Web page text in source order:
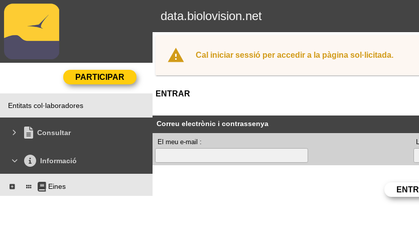
data.biolovision.net
Entitats col·laboradores
Consultar
Informació
Eines
Cal iniciar sessió per accedir a la pàgina sol·licitada.
ENTRAR
Correu electrònic i contrassenya
El meu e-mail :